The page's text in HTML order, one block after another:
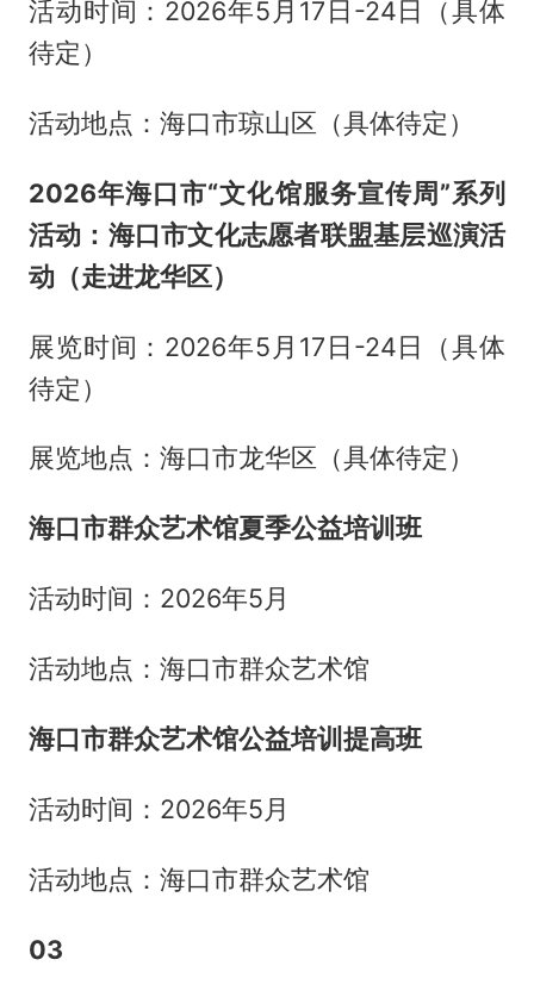
活动时间：2026年5月17日-24日（具体
待定）
活动地点：海口市琼山区（具体待定）
2026年海口市“文化馆服务宣传周”系列
活动：海口市文化志愿者联盟基层巡演活
动（走进龙华区）
展览时间：2026年5月17日-24日（具体
待定）
展览地点：海口市龙华区（具体待定）
海口市群众艺术馆夏季公益培训班
活动时间：2026年5月
活动地点：海口市群众艺术馆
海口市群众艺术馆公益培训提高班
活动时间：2026年5月
活动地点：海口市群众艺术馆
03